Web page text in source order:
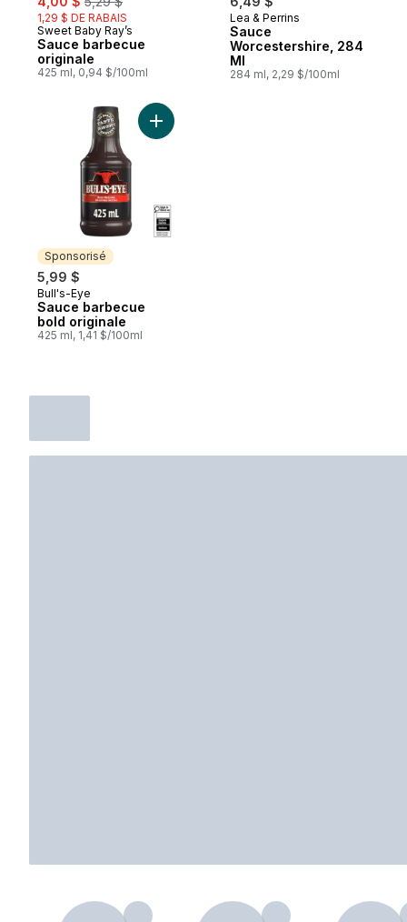
1,29 $ DE RABAIS
Sweet Baby Ray’s
Sauce barbecue
originale
425 ml, 0,94 $/100ml
Lea & Perrins
Sauce
Worcestershire, 284
Ml
284 ml, 2,29 $/100ml
Sponsorisé
5,99 $
Sponsorisé
Bull's-Eye
Sauce barbecue
bold originale
425 ml, 1,41 $/100ml
Ajouter Sauce barbecue bold originale